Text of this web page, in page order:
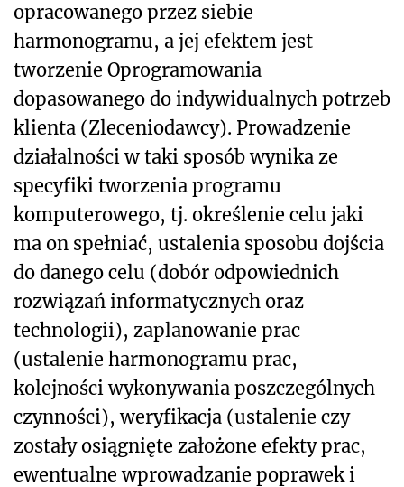
opracowanego przez siebie
harmonogramu, a jej efektem jest
tworzenie Oprogramowania
dopasowanego do indywidualnych potrzeb
klienta (Zleceniodawcy). Prowadzenie
działalności w taki sposób wynika ze
specyfiki tworzenia programu
komputerowego, tj. określenie celu jaki
ma on spełniać, ustalenia sposobu dojścia
do danego celu (dobór odpowiednich
rozwiązań informatycznych oraz
technologii), zaplanowanie prac
(ustalenie harmonogramu prac,
kolejności wykonywania poszczególnych
czynności), weryfikacja (ustalenie czy
zostały osiągnięte założone efekty prac,
ewentualne wprowadzanie poprawek i